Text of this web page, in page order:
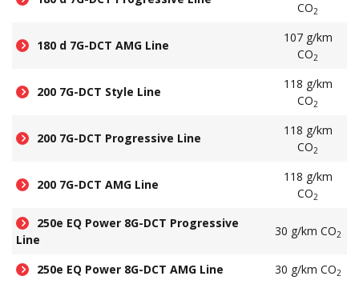
CO2
180 d 7G-DCT AMG Line
107 g/km
CO2
200 7G-DCT Style Line
118 g/km
CO2
200 7G-DCT Progressive Line
118 g/km
CO2
200 7G-DCT AMG Line
118 g/km
CO2
250e EQ Power 8G-DCT Progressive
Line
30 g/km CO2
250e EQ Power 8G-DCT AMG Line 30 g/km CO2